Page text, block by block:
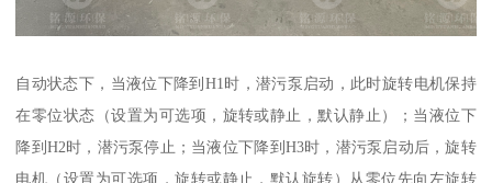
自动状态下，当液位下降到H1时，潜污泵启动，此时旋转电机保持
在零位状态（设置为可选项，旋转或静止，默认静止）；当液位下
降到H2时，潜污泵停止；当液位下降到H3时，潜污泵启动后，旋转
电机（设置为可选项，旋转或静止，默认旋转）从零位先向左旋转